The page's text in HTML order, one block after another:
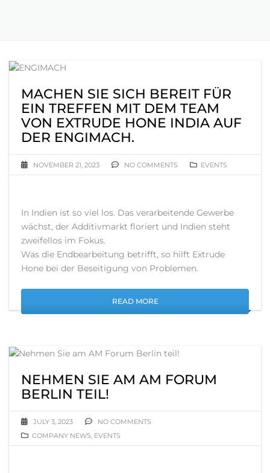
MACHEN SIE SICH BEREIT FÜR
EIN TREFFEN MIT DEM TEAM
VON EXTRUDE HONE INDIA AUF
DER ENGIMACH.
NOVEMBER 21, 2023 NO COMMENTS EVENTS
In Indien ist so viel los. Das verarbeitende Gewerbe
wächst, der Additivmarkt floriert und Indien steht
zweifellos im Fokus.
Was die Endbearbeitung betrifft, so hilft Extrude
Hone bei der Beseitigung von Problemen.
READ MORE
NEHMEN SIE AM AM FORUM
BERLIN TEIL!
JULY 3, 2023
NO COMMENTS
COMPANY NEWS EVENTS